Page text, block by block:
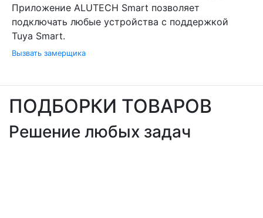
Приложение ALUTECH Smart позволяет
подключать любые устройства с поддержкой
Tuya Smart.
Вызвать замерщика
ПОДБОРКИ ТОВАРОВ
Решение любых задач